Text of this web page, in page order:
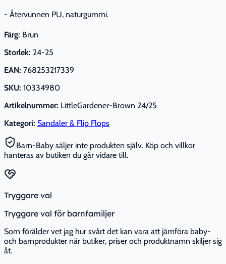
- Återvunnen PU, naturgummi.
Färg: Brun
Storlek: 24-25
EAN: 768253217339
SKU: 10334980
Artikelnummer: LittleGardener-Brown 24/25
Kategori: Sandaler & Flip Flops
Barn-Baby säljer inte produkten själv. Köp och villkor
hanteras av butiken du går vidare till.
Tryggare val
Tryggare val för barnfamiljer
Som förälder vet jag hur svårt det kan vara att jämföra baby-
och barnprodukter när butiker, priser och produktnamn skiljer sig
åt.